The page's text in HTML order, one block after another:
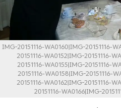
IMG-20151116-WA0160|IMG-20151116-
20151116-WA0152|IMG-20151116-
20151116-WA0155|IMG-20151116-
20151116-WA0158|IMG-20151116-
20151116-WA0162|IMG-20151116-
20151116-WA0166|IMG-